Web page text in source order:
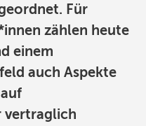
Für
zählen heute
einem
auch Aspekte
vertraglich